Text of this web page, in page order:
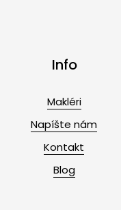
Info
Makléri
Napíšte nám
Kontakt
Blog